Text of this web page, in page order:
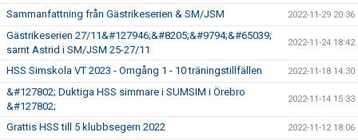
Sammanfattning från Gästrikeserien & SM/JSM 2022-11-29 20:36
Gästrikeserien 27/11&#127946;&#8205;&#9794;&#65039;
samt Astrid i SM/JSM 25-27/11
2022-11-24 18:42
HSS Simskola VT 2023 - Omgång 1 - 10 träningstillfällen 2022-11-18 14:30
&#127802; Duktiga HSS simmare i SUMSIM i Örebro
&#127802;
2022-11-14 15:33
Grattis HSS till 5 klubbsegern 2022 2022-11-12 18:06